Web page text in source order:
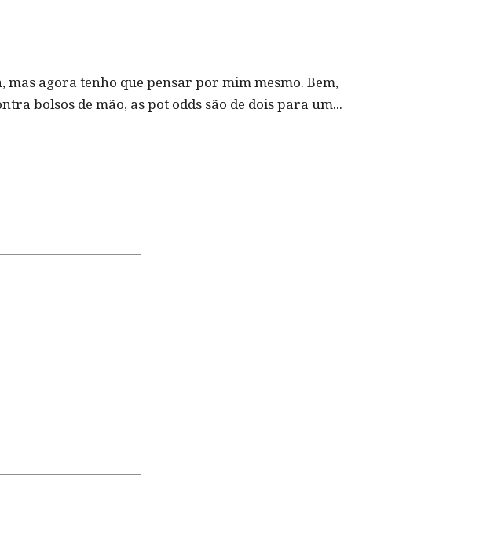
agora tenho que pensar por mim mesmo. Bem,
bolsos de mão, as pot odds são de dois para um...